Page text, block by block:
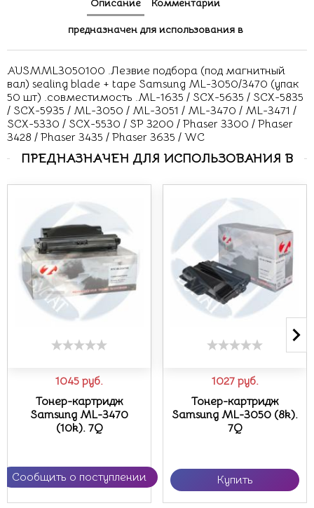
Описание Комментарии
предназначен для использования в
AUSMML3050100 .Лезвие подбора (под магнитный
вал) sealing blade + tape Samsung ML-3050/3470 (упак
50 шт) .совместимость .ML-1635 / SCX-5635 / SCX-5835
/ SCX-5935 / ML-3050 / ML-3051 / ML-3470 / ML-3471 /
SCX-5330 / SCX-5530 / SP 3200 / Phaser 3300 / Phaser
3428 / Phaser 3435 / Phaser 3635 / WC
ПРЕДНАЗНАЧЕН ДЛЯ ИСПОЛЬЗОВАНИЯ В
1045 руб.
Тонер-картридж
Samsung ML-3470
(10k). 7Q
Сообщить о поступлении
1027 руб.
Тонер-картридж
Samsung ML-3050 (8k).
7Q
Купить